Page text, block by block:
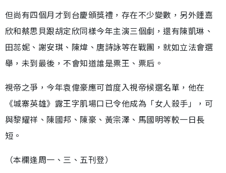
但尚有四個月才到台慶頒獎禮，存在不少變數，另外鍾嘉
欣和蔡思貝跟胡定欣同樣今年主演三個劇，還有陳凱琳、
田蕊妮、謝安琪、陳煒、唐詩詠等在戰團，就如立法會選
舉，未到最後，不會知道誰是票王、票后。
視帝之爭，今年袁偉豪應可首度入視帝候選名單，他在
《城寨英雄》露王字肌場口已令他成為「女人殺手」，可
與黎耀祥、陳國邦、陳豪、黃宗澤、馬國明等較一日長
短。
（本欄逢周一、三、五刊登）